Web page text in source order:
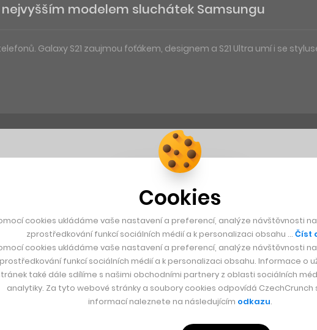
nejvyšším modelem sluchátek Samsungu
Galaxy S21 zaujmou foťákem, designem a S21 Ultra umí i se
Cookies
cookies ukládáme vaše nastavení a preferencí, analýze návštěvnosti
zprostředkování funkcí sociálních médií a k personalizaci obsahu … Číst
cookies ukládáme vaše nastavení a preferencí, analýze návštěvnosti
funkcí sociálních médií a k personalizaci obsahu. Informace o
také dále sdílíme s našimi obchodními partnery z oblasti sociálních
analytiky. Za tyto webové stránky a soubory cookies odpovídá CzechCrunch
informací naleznete na následujícím odkazu.